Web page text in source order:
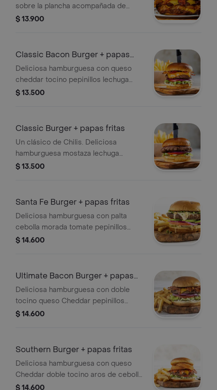
sobre la plancha acompañada de
queso cheddar tiras crujiente de
increible pan de papa
$ 13.900
Classic Bacon Burger + papas
fritas
Deliciosa hamburguesa con queso
cheddar tocino pepinillos lechuga
tomate cebolla morada y mayonesa.
$ 13.500
Classic Burger + papas fritas
Un clásico de Chilis. Deliciosa
hamburguesa mostaza lechuga
tomate pepinillos cebolla morada y
$ 13.500
Santa Fe Burger + papas fritas
Deliciosa hamburguesa con palta
cebolla morada tomate pepinillos
cilantro pimentón asado queso
fritas.
$ 14.600
Ultimate Bacon Burger + papas
fritas
Deliciosa hamburguesa con doble
tocino queso Cheddar pepinillos
lechuga cebolla morada tomate salsa
fritas.
$ 14.600
Southern Burger + papas fritas
Deliciosa hamburguesa con queso
Cheddar doble tocino aros de cebolla
crujientes pepinillos lechuga tomate y
$ 14.600